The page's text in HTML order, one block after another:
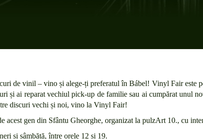
de vinil – vino și alege-ți preferatul în Bábel! Vinyl Fair este
și ai reparat vechiul pick-up de familie sau ai cumpărat unul
discuri vechi și noi, vino la Vinyl Fair!
acest gen din Sfântu Gheorghe, organizat la pulzArt 10., cu
și sâmbătă, între orele 12 și 19.